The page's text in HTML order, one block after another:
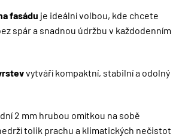
fasádu je ideální volbou, kde chcete
spár a snadnou údržbu v každodenním
vytváří kompaktní, stabilní a odolný
2 mm hrubou omítkou na sobě
tolik prachu a klimatických nečistot